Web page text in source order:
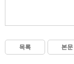
목록 본문